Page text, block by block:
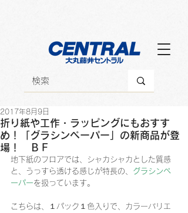
折り紙や工作・ラッピングにもおすす
め！「グラシンペーパー」の新商品が登
場！ ＢＦ
2017年8月9日
地下紙のフロアでは、シャカシャカとした質感
と、うっすら透ける感じが特長の、 グラシンペ
ーパーを扱っています。
こちらは、１パック１色入りで、カラーバリエ